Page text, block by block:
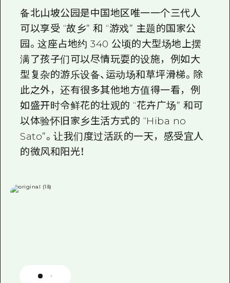
备北山坡公园是中国地区唯一一个三代人
可以享受 “故乡” 和 “游戏” 主题的国家公
园。这座占地约 340 公顷的大型场地上摆
满了孩子们可以尽情玩耍的设施，例如大
型复杂的游乐设备、运动场和草坪滑梯。除
此之外，还有很多其他地方值得一看，例
如盛开时令鲜花的壮观的 “花卉广场” 和可
以体验怀旧家乡生活方式的 “Hiba no
Sato”。让我们度过活跃的一天，感受宜人
的微风和阳光！